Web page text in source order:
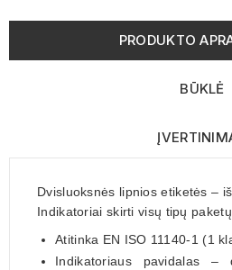
PRODUKTO
BŪKLĖ
Dvisluoksnės lipnios etiketės –
Indikatoriai skirti visų tipų
Atitinka EN ISO 11140-1 (1
Indikatoriaus pavidalas –